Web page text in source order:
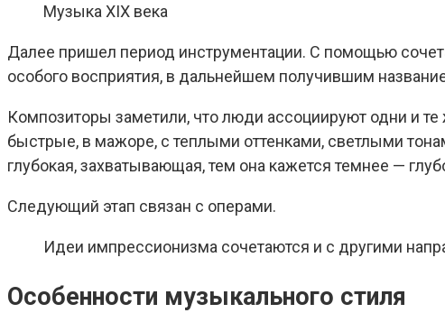
Музыка XIX века
Далее пришел период инструментации. С помощью
особого восприятия, в дальнейшем получившим
Композиторы заметили, что люди ассоциируют одни и
быстрые, в мажоре, с теплыми оттенками, светлыми
глубокая, захватывающая, тем она кажется темнее —
Следующий этап связан с операми.
Идеи импрессионизма сочетаются и с другими
Особенности музыкального стиля